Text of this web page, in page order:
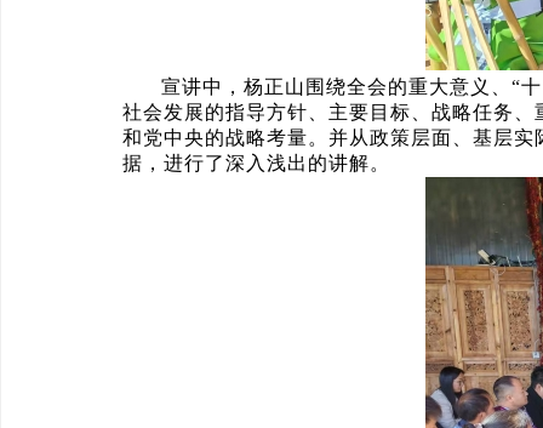
宣讲中，杨正山围绕全会的重大意义、“
社会发展的指导方针、主要目标、战略任务
和党中央的战略考量。并从政策层面、基层
据，进行了深入浅出的讲解。